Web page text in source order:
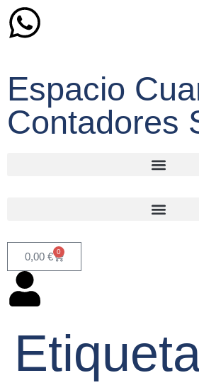
Espacio
Contadores
0,00 € 0